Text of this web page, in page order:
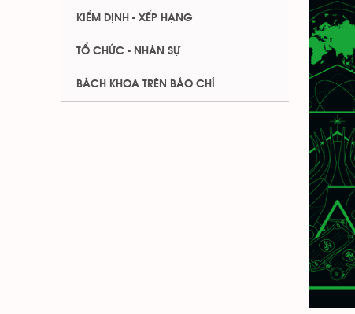
KIỂM ĐỊNH - XẾP HẠNG
TỔ CHỨC - NHÂN SỰ
BÁCH KHOA TRÊN BÁO CHÍ